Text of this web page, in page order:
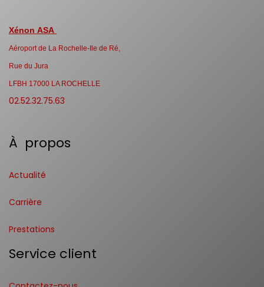
Xénon ASA
Aéroport de La Rochelle-Ile de Ré,
Rue du Jura
LFBH 17000 LA ROCHELLE
02.52.32.75.63
À propos
Actualité
Carrière
Prestations
Service client